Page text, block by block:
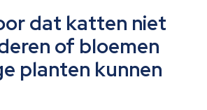
dat katten niet
of bloemen
planten kunnen